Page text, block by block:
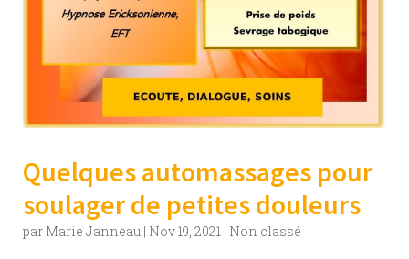
Quelques automassages pour
soulager de petites douleurs
par Marie Janneau | Nov 19, 2021 | Non classé